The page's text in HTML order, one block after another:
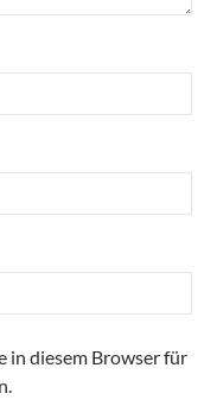
in diesem Browser für